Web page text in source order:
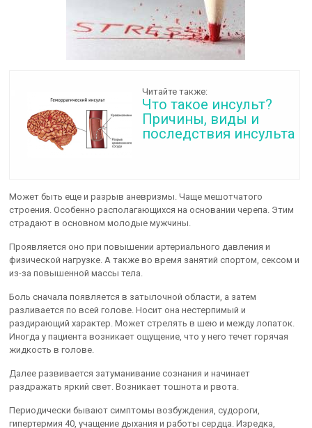
Читайте также:
Что такое инсульт?
Причины, виды и
последствия инсульта
Может быть еще и разрыв аневризмы. Чаще мешотчатого
строения. Особенно располагающихся на основании черепа. Этим
страдают в основном молодые мужчины.
Проявляется оно при повышении артериального давления и
физической нагрузке. А также во время занятий спортом, сексом и
из-за повышенной массы тела.
Боль сначала появляется в затылочной области, а затем
разливается по всей голове. Носит она нестерпимый и
раздирающий характер. Может стрелять в шею и между лопаток.
Иногда у пациента возникает ощущение, что у него течет горячая
жидкость в голове.
Далее развивается затуманивание сознания и начинает
раздражать яркий свет. Возникает тошнота и рвота.
Периодически бывают симптомы возбуждения, судороги,
гипертермия 40, учащение дыхания и работы сердца. Изредка,